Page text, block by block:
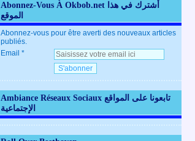
Abonnez-Vous À Okbob.net أشترك في هذا
الموقع
Abonnez-vous pour être averti des nouveaux articles
publiés.
Email
Ambiance Réseaux Sociaux تابعونا على المواقع
الإجتماعية